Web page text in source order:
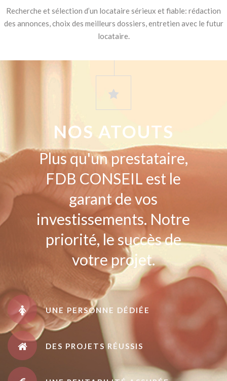
Recherche et sélection d’un locataire sérieux et fiable: rédaction
des annonces, choix des meilleurs dossiers, entretien avec le futur
locataire.
NOS ATOUTS
Plus qu'un prestataire,
FDB CONSEIL est le
garant de vos
investissements. Notre
priorité, le succès de
votre projet.
UNE PERSONNE DÉDIÉE
DES PROJETS RÉUSSIS